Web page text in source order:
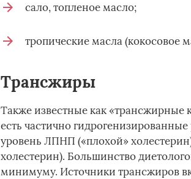
сало, топленое масло;
тропические масла (кокосовое
Трансжиры
Также известные как «трансжирные
есть частично
уровень ЛПНП («плохой»
холестерин). Большинство
минимуму. Источники трансжиров